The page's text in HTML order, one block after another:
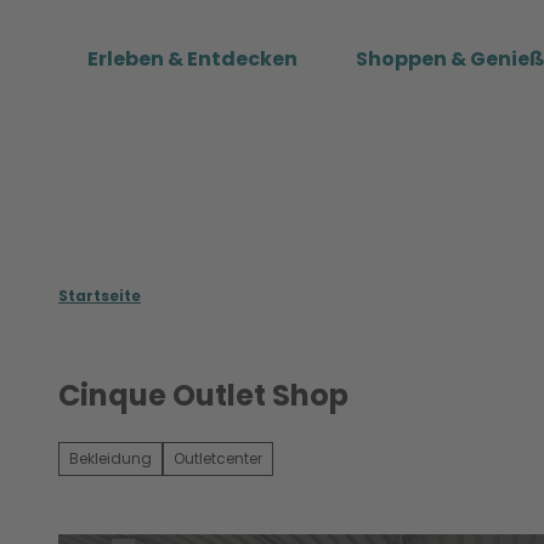
Erleben & Entdecken Shoppen &
Startseite
Cinque Outlet Shop
Bekleidung Outletcenter